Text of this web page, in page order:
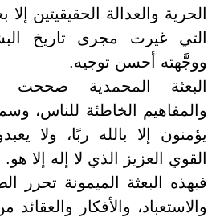
الحرية والعدالة الحقيقيتين إلا
التي غيرت مجرى تاريخ
ووجَّهته أحسن توجيه.
البعثة المحمدية صححت
والمفاهيم الخاطئة للناس،
يؤمنون إلا بالله ربًا، ولا
القوي العزيز الذي لا إله إلا هو.
فبهذه البعثة الميمونة تحرر
والاستعباد، والأفكار والعقائد